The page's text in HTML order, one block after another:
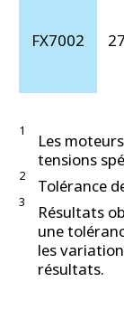
FX7002
1
Les
tensions
2 Tolérance
3
Résultats
une
les
résultats.